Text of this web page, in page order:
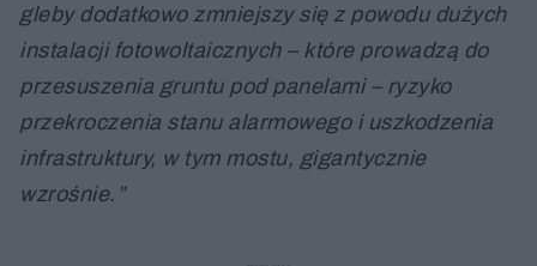
gleby dodatkowo zmniejszy się z powodu dużych
instalacji fotowoltaicznych – które prowadzą do
przesuszenia gruntu pod panelami – ryzyko
przekroczenia stanu alarmowego i uszkodzenia
infrastruktury, w tym mostu, gigantycznie
wzrośnie.”